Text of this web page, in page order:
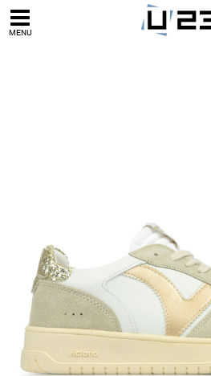
MENU